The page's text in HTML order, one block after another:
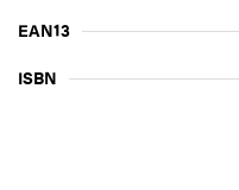
EAN13
ISBN